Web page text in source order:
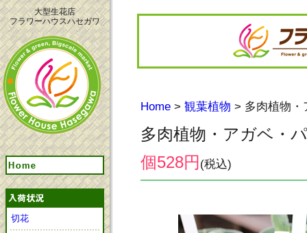
大型生花店
フラワーハウスハセガワ
切花
Home > 観葉植物 > 多肉植物・
多肉植物・アガベ・
個528円 (税込)